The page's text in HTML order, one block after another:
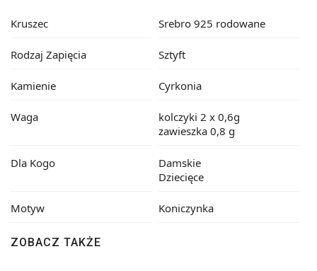
Kruszec Srebro 925 rodowane
Rodzaj Zapięcia Sztyft
Kamienie Cyrkonia
Waga
kolczyki 2 x 0,6g
zawieszka 0,8 g
Dla Kogo
Damskie
Dziecięce
Motyw Koniczynka
ZOBACZ TAKŻE